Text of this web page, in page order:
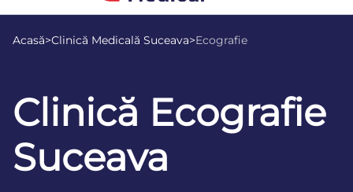
Acasă>Clinică Medicală Suceava>Ecografie
Clinică Ecografie
Suceava